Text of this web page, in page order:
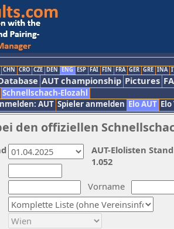
CHN CRO CZE DEN ENG ESP FAI FIN FRA GER GRE INA
AUT championship Pictures
Schnellschach-Elozahl
AUT Spieler anmelden Elo AUT
den offiziellen
Vorname
AUT-Elolisten
1.052